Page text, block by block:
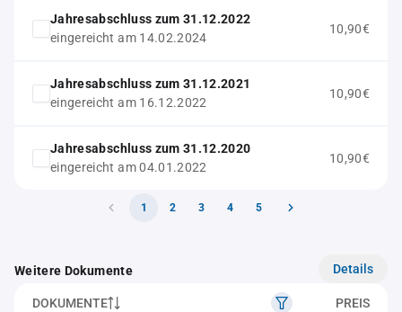
Jahresabschluss zum 31.12.2022
eingereicht am 14.02.2024
10,90€
Jahresabschluss zum 31.12.2021
eingereicht am 16.12.2022
10,90€
Jahresabschluss zum 31.12.2020
eingereicht am 04.01.2022
10,90€
1 2 3 4 5
Weitere Dokumente Details
DOKUMENTE PREIS